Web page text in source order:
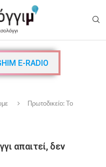
E-RADIO
Πρωτοδικείο: Το
απαιτεί, δεν